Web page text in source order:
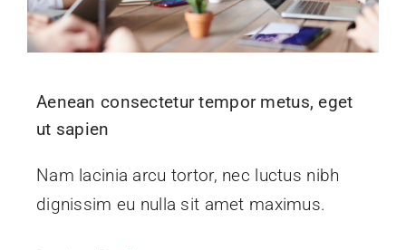
Aenean consectetur tempor metus, eget
ut sapien
Nam lacinia arcu tortor, nec luctus nibh
dignissim eu nulla sit amet maximus.